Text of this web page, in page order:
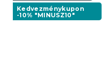
Kedvezménykupon
-10% "MINUSZ10"